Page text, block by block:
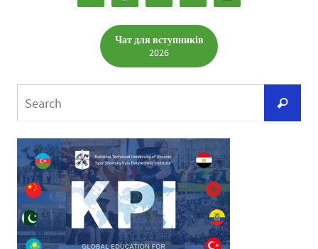
Чат для вступників
2026